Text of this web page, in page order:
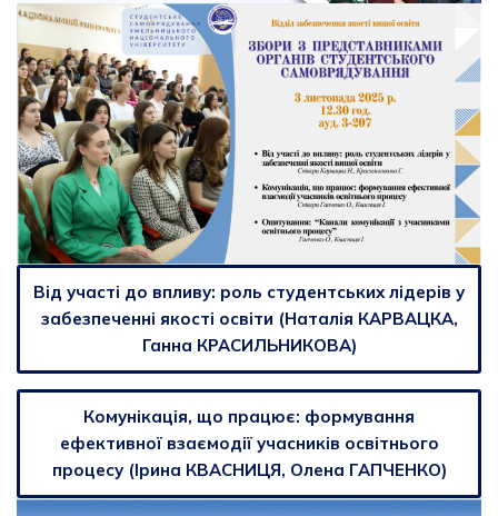
Від участі до впливу: роль студентських лідерів у
забезпеченні якості освіти (Наталія КАРВАЦКА,
Ганна КРАСИЛЬНИКОВА)
Комунікація, що працює: формування
ефективної взаємодії учасників освітнього
процесу (Ірина КВАСНИЦЯ, Олена ГАПЧЕНКО)